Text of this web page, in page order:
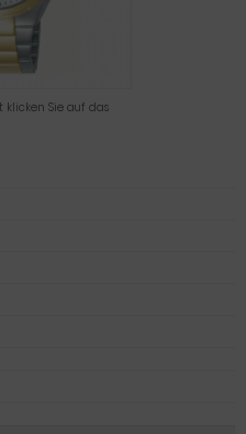
klicken Sie auf das